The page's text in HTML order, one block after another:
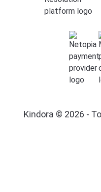
Kindora © 2026 -